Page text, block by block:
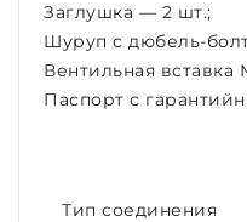
Заглушка — 2 шт.;
Шуруп с дюбель-
Вентильная вставка
Паспорт с
Тип соединения